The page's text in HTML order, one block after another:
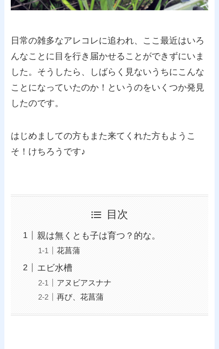
日常の雑多なアレコレに追われ、ここ最近はいろ
んなことに目を行き届かせることができずにいま
した。そうしたら、しばらく見ないうちにこんな
ことになっていたのか！というのをいくつか発見
したのです。
はじめましての方もまた来てくれた方もようこ
そ！けちろうです♪
目次
親は無くとも子は育つ？的な。
花菖蒲
エビ水槽
アヌビアスナナ
再び、花菖蒲